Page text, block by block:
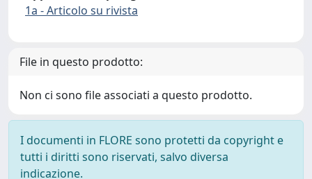
1a - Articolo su rivista
File in questo prodotto:
Non ci sono file associati a questo prodotto.
I documenti in FLORE sono protetti da copyright e
tutti i diritti sono riservati, salvo diversa
indicazione.